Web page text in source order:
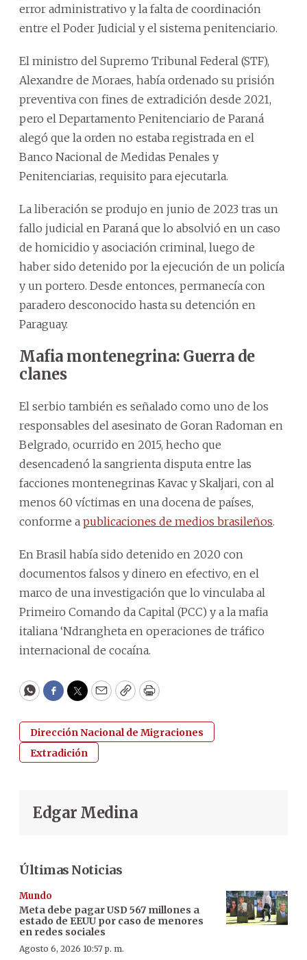
error administrativo y la falta de coordinación
entre el Poder Judicial y el sistema penitenciario.
El ministro del Supremo Tribunal Federal (STF),
Alexandre de Moraes, había ordenado su prisión
preventiva con fines de extradición desde 2021,
pero el Departamento Penitenciario de Paraná
alegó que la orden no estaba registrada en el
Banco Nacional de Medidas Penales y
Penitenciarias, requisito para ejecutarla.
La liberación se produjo en junio de 2023 tras un
fallo judicial en Paraná que lo absolvió en un caso
de homicidio y asociación criminal, luego de
haber sido detenido por la ejecución de un policía
y un portero. Desde entonces, permanecía con
paradero desconocido hasta su detención en
Paraguay.
Mafia montenegrina: Guerra de
clanes
El serbio también es señalado como uno de los
responsables del asesinato de Goran Radoman en
Belgrado, ocurrido en 2015, hecho que
desencadenó la sangrienta disputa entre las
facciones montenegrinas Kavac y Skaljari, con al
menos 60 víctimas en una docena de países,
conforme a publicaciones de medios brasileños.
En Brasil había sido detenido en 2020 con
documentos falsos y dinero en efectivo, en el
marco de una investigación que lo vinculaba al
Primeiro Comando da Capital (PCC) y a la mafia
italiana ‘Ndrangheta en operaciones de tráfico
internacional de cocaína.
WhatsApp
Facebook
Twitter
EmailCopyPrint
Dirección Nacional de Migraciones
Extradición
Edgar Medina
Últimas Noticias
Mundo
Meta debe pagar USD 567 millones a
estado de EEUU por caso de menores
en redes sociales
Agosto 6, 2026 10:57 p. m.